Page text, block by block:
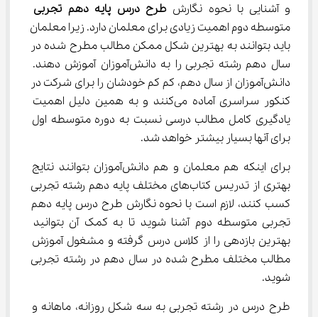
و آشنایی با نحوه نگارش طرح درس پایه دهم تجربی
متوسطه دوم اهمیت زیادی برای معلمان دارد. زیرا معلمان
باید بتوانند به بهترین شکل ممکن مطالب مطرح شده در
سال دهم رشته تجربی را به دانش‌آموزان آموزش دهند.
دانش‌آموزان از سال دهم، کم کم خودشان را برای شرکت در
کنکور سراسری آماده می‌کنند و به همین دلیل اهمیت
یادگیری کامل مطالب درسی نسبت به دوره متوسطه اول
برای آنها بسیار بیشتر خواهد شد.
برای اینکه هم معلمان و هم دانش‌آموزان بتوانند نتایج
بهتری از تدریس کتاب‌های مختلف پایه دهم رشته تجربی
کسب کنند، لازم است با نحوه نگارش طرح درس پایه دهم
تجربی متوسطه دوم آشنا شوید تا به کمک آن بتوانید
بهترین بازدهی را از کلاس درس گرفته و مشغول آموزش
مطالب مختلف مطرح شده در سال دهم در رشته تجربی
شوید.
طرح درس در رشته تجربی به سه شکل روزانه، ماهانه و